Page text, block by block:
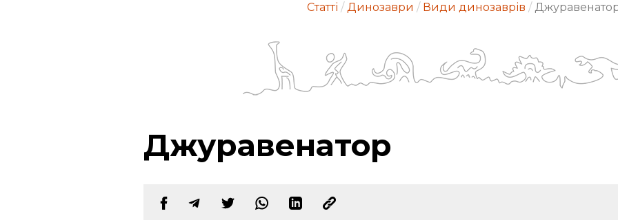
Статті / Динозаври / Види динозаврів /
Джуравенатор